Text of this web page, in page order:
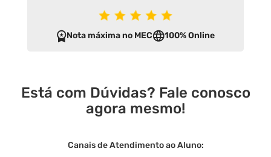
Nota máxima no MEC 100% Online
Está com Dúvidas? Fale conosco
agora mesmo!
Canais de Atendimento ao Aluno: